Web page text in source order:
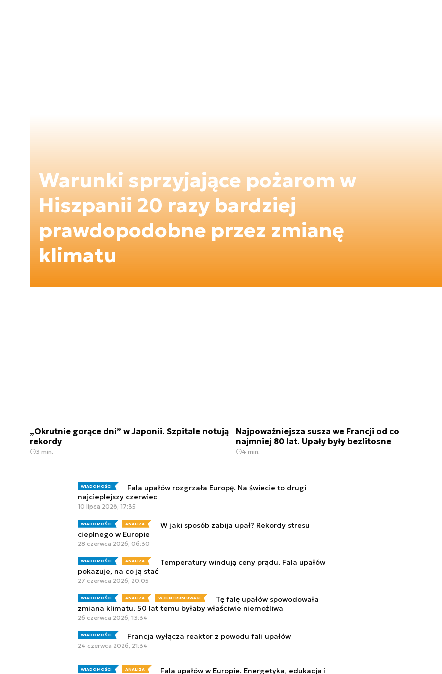
Warunki sprzyjające pożarom w
Hiszpanii 20 razy bardziej
prawdopodobne przez zmianę
klimatu
„Okrutnie gorące dni” w Japonii. Szpitale notują
rekordy
3 min.
Najpoważniejsza susza we Francji od co
najmniej 80 lat. Upały były bezlitosne
4 min.
WIADOMOŚCI
Fala upałów rozgrzała Europę. Na świecie to drugi
najcieplejszy czerwiec
10 lipca 2026, 17:35
WIADOMOŚCI ANALIZA
W jaki sposób zabija upał? Rekordy stresu
cieplnego w Europie
28 czerwca 2026, 06:30
WIADOMOŚCI ANALIZA
Temperatury windują ceny prądu. Fala upałów
pokazuje, na co ją stać
27 czerwca 2026, 20:05
WIADOMOŚCI ANALIZA W CENTRUM UWAGI
Tę falę upałów spowodowała
zmiana klimatu. 50 lat temu byłaby właściwie niemożliwa
26 czerwca 2026, 13:34
WIADOMOŚCI Francja wyłącza reaktor z powodu fali upałów
24 czerwca 2026, 21:34
WIADOMOŚCI ANALIZA
Fala upałów w Europie. Energetyka, edukacja i